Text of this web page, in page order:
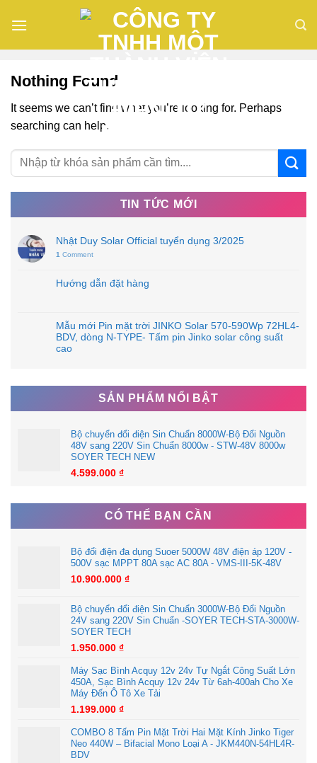
Nothing Found
It seems we can’t find what you’re looking for. Perhaps
searching can help.
TIN TỨC MỚI
Nhật Duy Solar Official tuyển dụng 3/2025
1 Comment
Hướng dẫn đặt hàng
Mẫu mới Pin mặt trời JINKO Solar 570-590Wp 72HL4-
BDV, dòng N-TYPE- Tấm pin Jinko solar công suất
cao
SẢN PHẨM NỔI BẬT
Bộ chuyển đổi điện Sin Chuẩn 8000W-Bộ Đổi Nguồn
48V sang 220V Sin Chuẩn 8000w - STW-48V 8000w
SOYER TECH NEW
4.599.000 ₫
CÓ THỂ BẠN CẦN
Bộ đổi điện đa dụng Suoer 5000W 48V điện áp 120V -
500V sạc MPPT 80A sạc AC 80A - VMS-III-5K-48V
10.900.000 ₫
Bộ chuyển đổi điện Sin Chuẩn 3000W-Bộ Đổi Nguồn
24V sang 220V Sin Chuẩn -SOYER TECH-STA-3000W-
SOYER TECH
1.950.000 ₫
Máy Sạc Bình Acquy 12v 24v Tự Ngắt Công Suất Lớn
450A, Sạc Bình Acquy 12v 24v Từ 6ah-400ah Cho Xe
Máy Đến Ô Tô Xe Tải
1.199.000 ₫
COMBO 8 Tấm Pin Mặt Trời Hai Mặt Kính Jinko Tiger
Neo 440W – Bifacial Mono Loại A - JKM440N-54HL4R-
BDV